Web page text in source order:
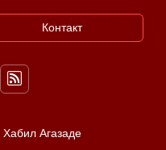
Контакт
Хабил Агазаде